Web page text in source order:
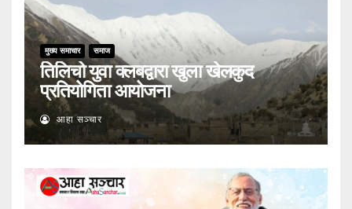
मुख्य समाचार समाज
तिलिचो युवा क्लबद्वारा खुला खेलकुद
प्रतियोगिता आयोजना
आहा सञ्चार